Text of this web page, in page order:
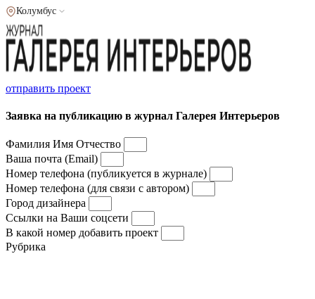
Колумбус
отправить проект
Заявка на публикацию в журнал Галерея Интерьеров
Фамилия Имя Отчество
Ваша почта (Email)
Номер телефона (публикуется в журнале)
Номер телефона (для связи с автором)
Город дизайнера
Ссылки на Ваши соцсети
В какой номер добавить проект
Рубрика